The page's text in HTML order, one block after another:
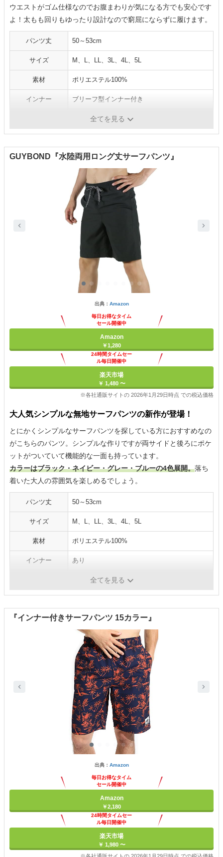
ウエストがゴム仕様なのでお腹まわりが気になる方でも安心です
よ！太もも回りもゆったり設計なので窮屈にならずに履けます。
パンツ丈 50～53cm
サイズ M、L、LL、3L、4L、5L
素材 ポリエステル100%
インナー ブリーフ型インナー付き
全てを見る
GUYBOND『水陸両用ロング丈サーフパンツ』
出典： Amazon
毎日お得なタイム
セール開催中
Amazon
￥1,280
24時間タイムセー
ル毎日開催中
楽天市場
￥ 1,480 〜
※各社通販サイトの 2026年1月29日時点 での税込価格
大人気シンプルな無地サーフパンツの新作が登場！
とにかくシンプルなサーフパンツを探している方におすすめなの
がこちらのパンツ。シンプルな作りですが両サイドと後ろにポケ
ットがついていて機能的な一面も持っています。
カラーはブラック・ネイビー・グレー・ブルーの4色展開。落ち
着いた大人の雰囲気を楽しめるでしょう。
パンツ丈 50～53cm
サイズ M、L、LL、3L、4L、5L
素材 ポリエステル100%
インナー あり
全てを見る
『インナー付きサーフパンツ 15カラー』
出典： Amazon
毎日お得なタイム
セール開催中
Amazon
￥2,180
24時間タイムセー
ル毎日開催中
楽天市場
￥ 1,980 〜